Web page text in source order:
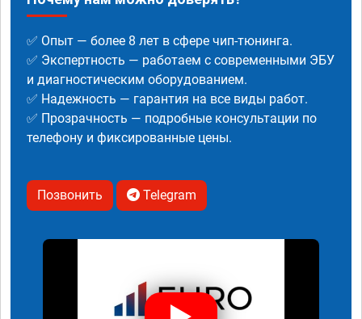
✅ Опыт — более 8 лет в сфере чип-тюнинга.
✅ Экспертность — работаем с современными ЭБУ
и диагностическим оборудованием.
✅ Надежность — гарантия на все виды работ.
✅ Прозрачность — подробные консультации по
телефону и фиксированные цены.
Позвонить Telegram